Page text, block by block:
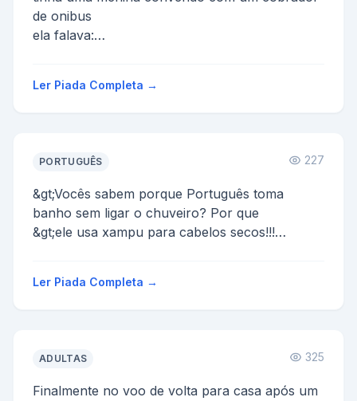
de onibus
ela falava:
...
Ler Piada Completa →
PORTUGUÊS 227
&gt;Vocês sabem porque Português toma
banho sem ligar o chuveiro? Por que
&gt;ele usa xampu para cabelos secos!!!
Ler Piada Completa →
ADULTAS 325
Finalmente no voo de volta para casa após um